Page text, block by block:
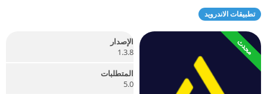
تطبيقات الاندرويد
محدث
الإصدار
1.3.8
المتطلبات
5.0